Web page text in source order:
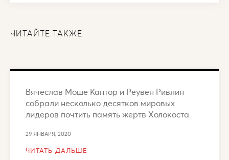
ЧИТАЙТЕ ТАКЖЕ
Вячеслав Моше Кантор и Реувен Ривлин
собрали несколько десятков мировых
лидеров почтить память жертв Холокоста
29 ЯНВАРЯ, 2020
ЧИТАТЬ ДАЛЬШЕ